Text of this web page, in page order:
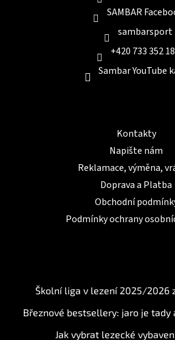
SAMBAR
sambarsport
+420 733 352
Sambar YouTube
Kontakty
Napište nám
Reklamace, výměna,
Doprava a Platba
Obchodní
Podmínky ochrany
Školní liga v lezení 2025/2026
Březnové bestsellery: jaro je tady
Jak vybrat lezecké